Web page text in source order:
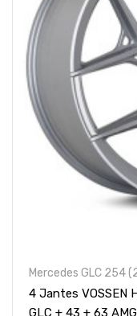
Mercedes GLC 254
4 Jantes VOSSEN
GLC + 43 + 63